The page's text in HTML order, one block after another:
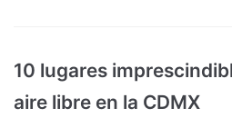
10 lugares
aire libre en la CDMX